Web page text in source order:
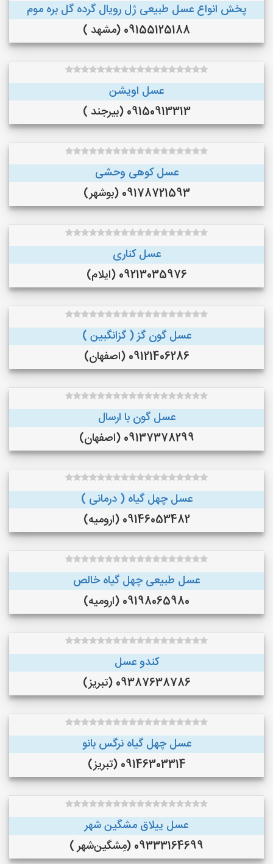
پخش انواع عسل طبیعی ژل رویال گرده گل بره موم
09155125188 (مشهد )
عسل اویشن
09150913313 (بیرجند )
عسل کوهی وحشی
09178721593 (بوشهر)
عسل کناری
09213035976 (ایلام)
عسل گون گز ( گزانگبین )
09121406286 (اصفهان)
عسل گون با ارسال
09137378299 (اصفهان)
عسل چهل گیاه ( درمانی )
09146053482 (ارومیه)
عسل طبیعی چهل گیاه خالص
09198065980 (ارومیه)
کندو عسل
09387638786 (تبریز)
عسل چهل گیاه نرگس بانو
09146303314 (تبریز)
عسل ییلاق مشگین شهر
09333164699 (مِشگین‌شهر )